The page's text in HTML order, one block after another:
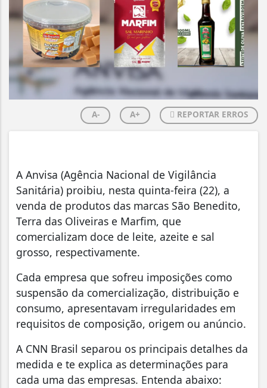
A- A+ REPORTAR ERROS
A Anvisa (Agência Nacional de Vigilância
Sanitária) proibiu, nesta quinta-feira (22), a
venda de produtos das marcas São Benedito,
Terra das Oliveiras e Marfim, que
comercializam doce de leite, azeite e sal
grosso, respectivamente.
Cada empresa que sofreu imposições como
suspensão da comercialização, distribuição e
consumo, apresentavam irregularidades em
requisitos de composição, origem ou anúncio.
A CNN Brasil separou os principais detalhes da
medida e te explica as determinações para
cada uma das empresas. Entenda abaixo: